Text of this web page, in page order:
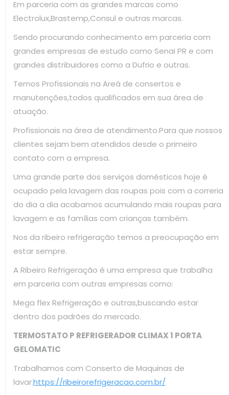
Em parceria com as grandes marcas como
Electrolux,Brastemp,Consul e outras marcas.
Sendo procurando conhecimento em parceria com
grandes empresas de estudo como Senai PR e com
grandes distribuidores como a Dufrio e outras.
Temos Profissionais na Areá de consertos e
manutenções,todos qualificados em sua área de
atuação.
Profissionais na área de atendimento.Para que nossos
clientes sejam bem atendidos desde o primeiro
contato com a empresa.
Uma grande parte dos serviços domésticos hoje é
ocupado pela lavagem das roupas pois com a correria
do dia a dia acabamos acumulando mais roupas para
lavagem e as famílias com crianças também.
Nos da ribeiro refrigeração temos a preocupação em
estar sempre.
A Ribeiro Refrigeração é uma empresa que trabalha
em parceria com outras empresas como:
Mega flex Refrigeração e outras,buscando estar
dentro dos padrões do mercado.
TERMOSTATO P REFRIGERADOR CLIMAX 1 PORTA
GELOMATIC
Trabalhamos com Conserto de Maquinas de
lavar.https://ribeirorefrigeracao.com.br/